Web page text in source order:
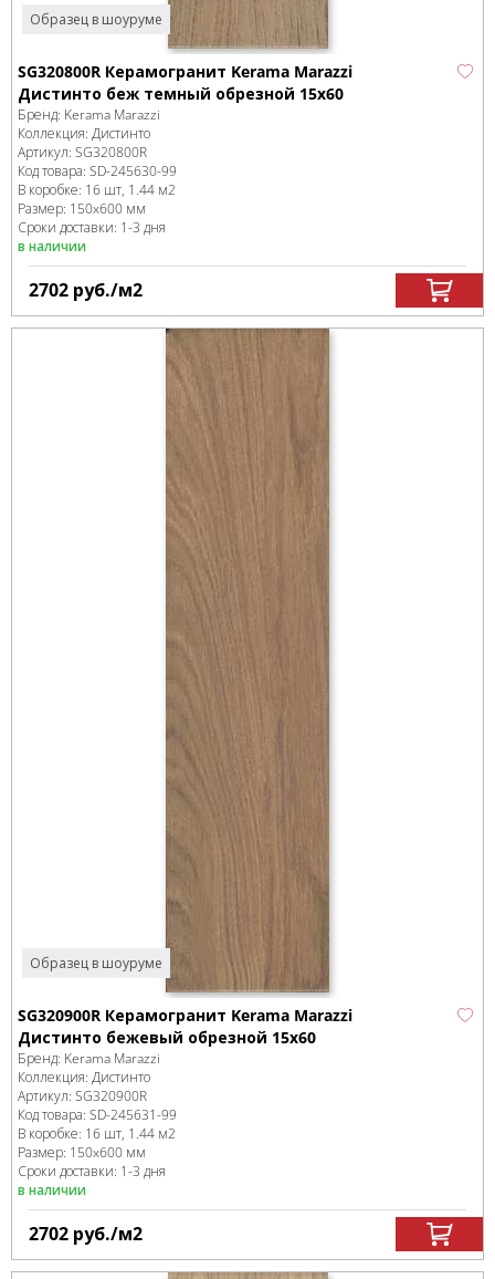
Образец в шоуруме
SG320800R Керамогранит Kerama Marazzi
Дистинто беж темный обрезной 15x60
Бренд: Kerama Marazzi
Коллекция: Дистинто
Артикул: SG320800R
Код товара: SD-245630-99
В коробке: 16 шт, 1.44 м2
Размер: 150x600 мм
Сроки доставки: 1-3 дня
в наличии
2702 руб./м2
Образец в шоуруме
SG320900R Керамогранит Kerama Marazzi
Дистинто бежевый обрезной 15x60
Бренд: Kerama Marazzi
Коллекция: Дистинто
Артикул: SG320900R
Код товара: SD-245631-99
В коробке: 16 шт, 1.44 м2
Размер: 150x600 мм
Сроки доставки: 1-3 дня
в наличии
2702 руб./м2